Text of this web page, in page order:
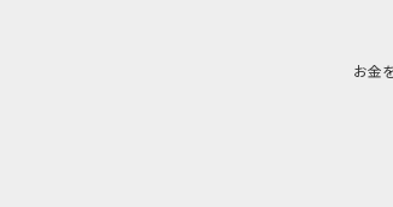
お金